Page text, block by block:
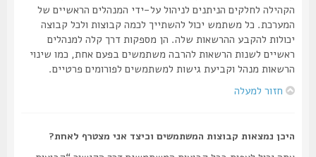
הקהילה לחלקים הניתנים לניהול על-ידי המנהלים הראשיים של
המערכת. כל משתמש יכול להשתייך לכמה קבוצות ולכל קבוצה
יכולות להקבע ההרשאות שלה. הן מספקות דרך קלה למנהלים
ראשיים לשנות הרשאות להרבה משתמשים בפעם אחת, כמו שינוי
הרשאות מנהל וקביעת גישות למשתמשים לפורומים פרטיים.
חזור למעלה
היכן נמצאות קבוצות המשתמשים וכיצד אני מצטרף לאחת?